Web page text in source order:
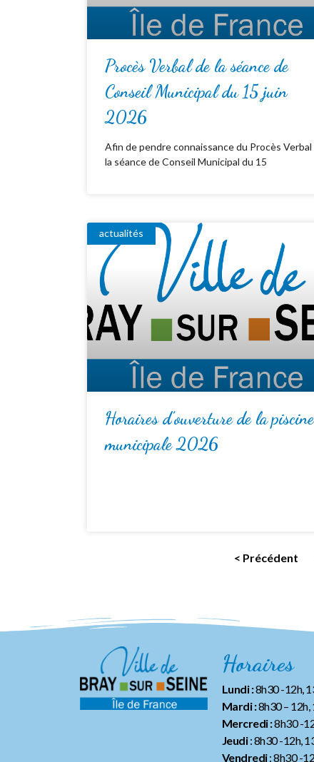
Procès Verbal de la séance de
Conseil Municipal du 15 juin
2026
Afin de pendre connaissance du Procès Verbal
la séance de Conseil Municipal du 15
actualités
Horaires d’ouverture de la piscine
municipale 2026
< Précédent
Horaires
Lundi :8h30 -12h,
Mardi :8h30 –
Mercredi :8h30 -
Jeudi: 8h30 -12h,
Vendredi: 8h30 -